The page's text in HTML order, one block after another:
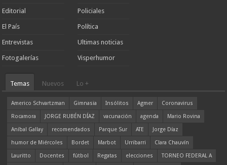
Editorial
El País
Entrevistas
Fotogalerías
Policiales
Política
Ultimas noticias
Visperhumor
Temas Nuevos Lo +
Americo Schvartzman Gimnasia Insólitos Agmer
Coronavirus
Rocamora
JORGE RUBÉN DÍAZ vacunación agenda
Mario Rovina
Aníbal Gallay
recomendados Parque Sur ATE
Jorge Díaz
humor de Miércoles
Bordet Marbot Urribarri
Clara Chauvín
Lauritto
Docentes fútbol Regatas elecciones
TORNEO FEDERAL A